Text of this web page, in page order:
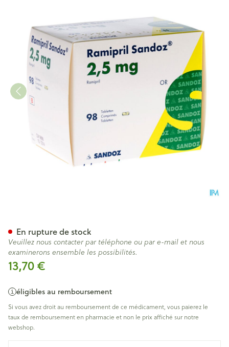
13,70 €
éligibles au remboursement
Si vous avez droit au remboursement de ce médicament, vous paierez le
taux de remboursement en pharmacie et non le prix affiché sur notre
webshop.
En rupture de stock
Veuillez nous contacter par téléphone ou par e-mail et nous
examinerons ensemble les possibilités.